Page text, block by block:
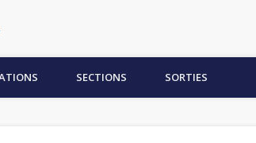
SECTIONS SORTIES